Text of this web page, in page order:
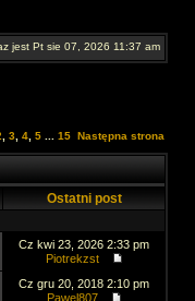
jest Pt sie 07, 2026 11:37 am
3 4 5 15 Następna strona
Ostatni post
Cz kwi 23, 2026 2:33 pm
Piotrekzst
Cz gru 20, 2018 2:10 pm
Pawel807